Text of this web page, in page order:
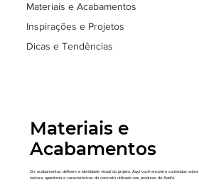
Materiais e Acabamentos
Inspirações e Projetos
Dicas e Tendências
Materiais e
Acabamentos
Os acabamentos definem a identidade visual do projeto. Aqui você encontra conteúdos sobre
textura, aparência e características do concreto utilizado nos produtos da Adafe.